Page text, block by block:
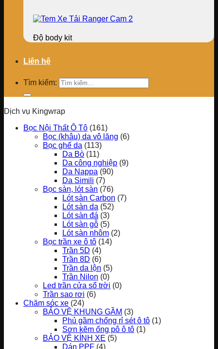
Độ body kit
Liên hệ
Tìm kiếm:
Dịch vụ Kingwrap
Bọc Nội Thất Ô Tô (161)
Bọc (khâu) da vô lăng (6)
Bọc ghế da (113)
Da Bò (11)
Da công nghiệp (9)
Da Nappa (90)
Da Simili (7)
Bọc sàn, lót sàn (76)
Lót sàn Carbon (7)
Lót sàn da (52)
Lót sàn đá (3)
Lót sàn gỗ (5)
Lót sàn nhôm (2)
Bọc trần xe ô tô (14)
Trần 5D (4)
Trần 8D (6)
Trần da lộn (5)
Trần Nilon (0)
Led trần cửa sổ trời (0)
Trần sao rơi (6)
Chăm sóc xe (24)
BẢO VỆ KHUNG GẦM (3)
Phủ gầm chống rỉ sét ô tô (1)
Sơn kẽm ống pô ô tô (1)
BẢO VỆ KÍNH XE (5)
Dán PPF (4)